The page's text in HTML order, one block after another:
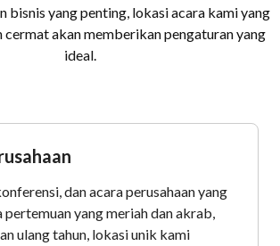
bisnis yang penting, lokasi acara kami yang
cermat akan memberikan pengaturan yang
ideal.
dan acara perusahaan yang
pertemuan yang meriah dan akrab,
ulang tahun, lokasi unik kami